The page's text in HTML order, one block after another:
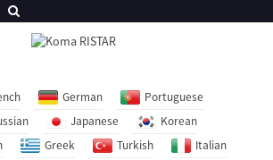
German
Portuguese
Japanese
Korean
Greek Turkish
Italian